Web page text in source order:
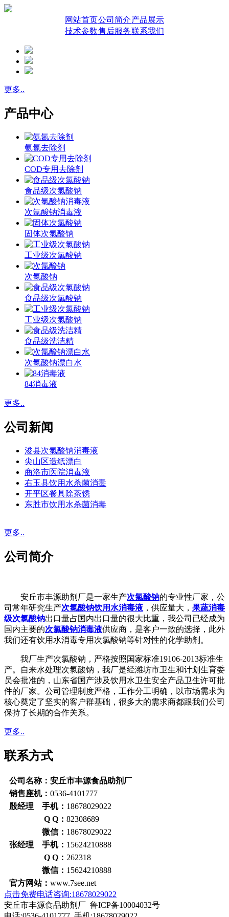
网站首页公司简介产品展示
技术参数售后服务联系我们
更多..
产品中心
氨氮去除剂
COD专用去除剂
食品级次氯酸钠
次氯酸钠消毒液
固体次氯酸钠
工业级次氯酸钠
次氯酸钠
食品级次氯酸钠
工业级次氯酸钠
食品级洗洁精
次氯酸钠漂白水
84消毒液
更多..
公司新闻
浚县次氯酸钠消毒液
尖山区造纸漂白
商洛市医院消毒液
右玉县饮用水杀菌消毒
开平区餐具除茶锈
东胜市饮用水杀菌消毒
更多..
公司简介
安丘市丰源助剂厂是一家生产次氯酸钠的专业性厂家，公
司常年研究生产次氯酸钠饮用水消毒液 ，供应量大， 果蔬消毒
级次氯酸钠出口量占国内出口量的很大比重，我公司已经成为
国内主要的次氯酸钠消毒液供应商，是客户一致的选择，此外
我们还有饮用水消毒专用次氯酸钠等针对性的化学助剂。
我厂生产次氯酸钠，严格按照国家标准19106-2013标准生
产。自来水处理次氯酸钠，我厂是经潍坊市卫生和计划生育委
员会批准的，山东省国产涉及饮用水卫生安全产品卫生许可批
件的厂家。公司管理制度严格，工作分工明确，以市场需求为
核心奠定了坚实的客户群基础，很多大的需求商都跟我们公司
保持了长期的合作关系。
更多..
联系方式
公司名称：安丘市丰源食品助剂厂
销售座机： 0536-4101777
殷经理 手机： 18678029022
Q Q： 82308689
微信： 18678029022
张经理 手机： 15624210888
Q Q： 262318
微信： 15624210888
官方网站： www.7see.net
点击免费电话咨询:18678029022
安丘市丰源食品助剂厂 鲁ICP备10004032号